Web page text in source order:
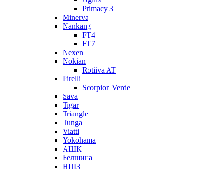
Primacy 3
Minerva
Nankang
FT4
FT7
Nexen
Nokian
Rotiiva AT
Pirelli
Scorpion Verde
Sava
Tigar
Triangle
Tunga
Viatti
Yokohama
АШК
Белшина
НШЗ